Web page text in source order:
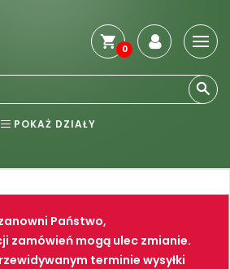
0
POKAŻ DZIAŁY
SPAWALNICTWO
PNEUMATYKA
Państwo,
zamówień mogą ulec zmianie.
terminie wysyłki